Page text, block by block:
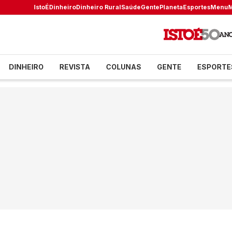
IstoÉDinheiroDinheiro RuralSaúdeGentePlanetaEsportesMenu
DINHEIRO REVISTA COLUNAS GENTE